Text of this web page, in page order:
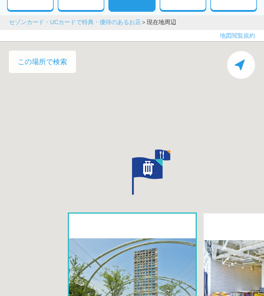
セゾンカード・UCカードで特典・優待のあるお店 現在地周辺
地図閲覧規約
この場所で検索